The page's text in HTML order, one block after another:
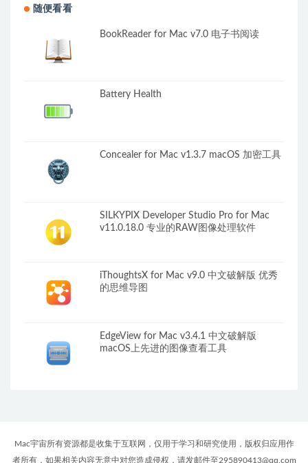
随便看看
BookReader for Mac v7.0 电子书阅读
Battery Health
Concealer for Mac v1.3.7 macOS 加密工具
SILKYPIX Developer Studio Pro for Mac
v11.0.18.0 专业的RAW图像处理软件
iThoughtsX for Mac v9.0 中文破解版 优秀
的思维导图
EdgeView for Mac v3.4.1 中文破解版
macOS上先进的图像查看工具
Mac宇宙所有资源都是收集于互联网，仅用于学习和研究使用，版权归应用作
者所有，如果相关内容无意中对您造成侵权，请发邮件至295890413@qq.com